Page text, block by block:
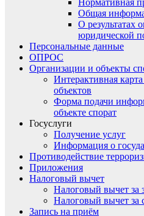
Нормативная
Общая
О результатах
юридической
Персональные данные
ОПРОС
Организации и объекты
Интерактивная
объектов
Форма подачи
объекте спорат
Госуслуги
Получение услуг
Информация о
Противодействие
Приложения
Налоговый вычет
Налоговый вычет за
Налоговый вычет за
Запись на приём